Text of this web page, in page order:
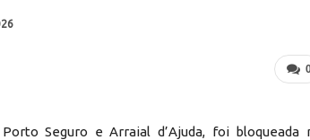
Seguro e Arraial d’Ajuda, foi bloqueada